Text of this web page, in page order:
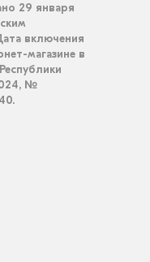
29 января
включения
магазине в
№